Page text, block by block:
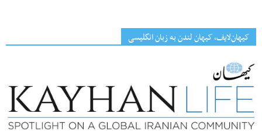
کیهان‌لایف، کیهان لندن به زبان انگلیسی